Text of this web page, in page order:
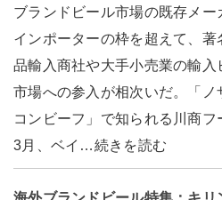
ブランドビール市場の既存メー
インポーターの枠を超えて、著
品輸入商社や大手小売業の輸入
市場への参入が相次いだ。「ノ
コンビーフ」で知られる川商フ
3月、ベイ…続きを読む